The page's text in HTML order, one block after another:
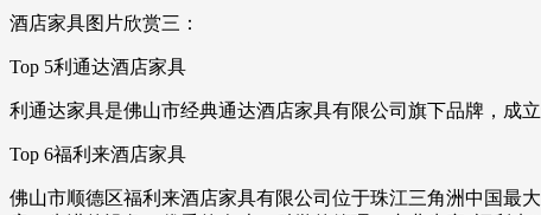
酒店家具图片欣赏三：
Top 5利通达酒店家具
利通达家具是佛山市经典通达酒店家具有限公司旗下品牌，成
Top 6福利来酒店家具
佛山市顺德区福利来酒店家具有限公司位于珠江三角洲中国最